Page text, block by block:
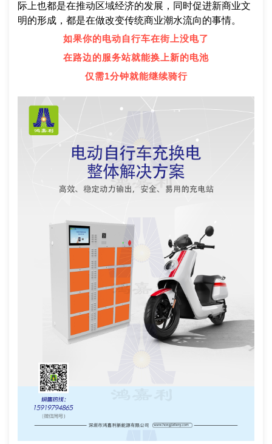
际上也都是在推动区域经济的发展，同时促进新商业文
明的形成，都是在做改变传统商业潮水流向的事情。
如果你的电动自行车在街上没电了
在路边的服务站就能换上新的电池
仅需1分钟就能继续骑行